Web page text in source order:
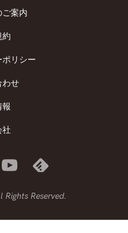
ご案内
約
ポリシー
わせ
報
社
Reserved.